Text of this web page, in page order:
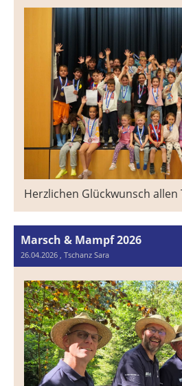
Herzlichen Glückwunsch
Marsch & Mampf 2026
26.04.2026 , Tschanz Sara